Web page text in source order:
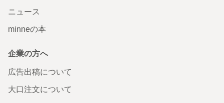
ニュース
minneの本
企業の方へ
広告出稿について
大口注文について